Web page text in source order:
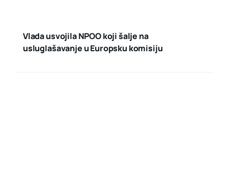
Vlada usvojila NPOO koji šalje na
usluglašavanje u Europsku komisiju